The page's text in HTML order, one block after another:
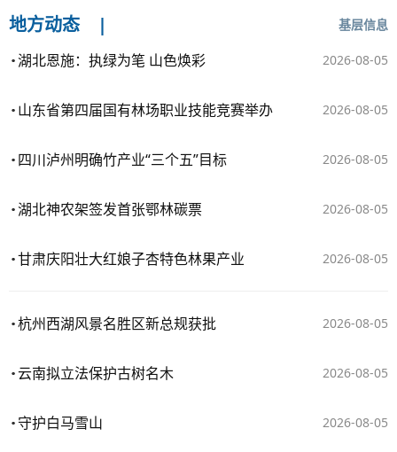
地方动态 | 基层信息
2026-08-05
湖北恩施：执绿为笔 山色焕彩
2026-08-05
山东省第四届国有林场职业技能竞赛举办
2026-08-05
四川泸州明确竹产业“三个五”目标
2026-08-05
湖北神农架签发首张鄂林碳票
2026-08-05
甘肃庆阳壮大红娘子杏特色林果产业
2026-08-05
杭州西湖风景名胜区新总规获批
2026-08-05
云南拟立法保护古树名木
2026-08-05
守护白马雪山